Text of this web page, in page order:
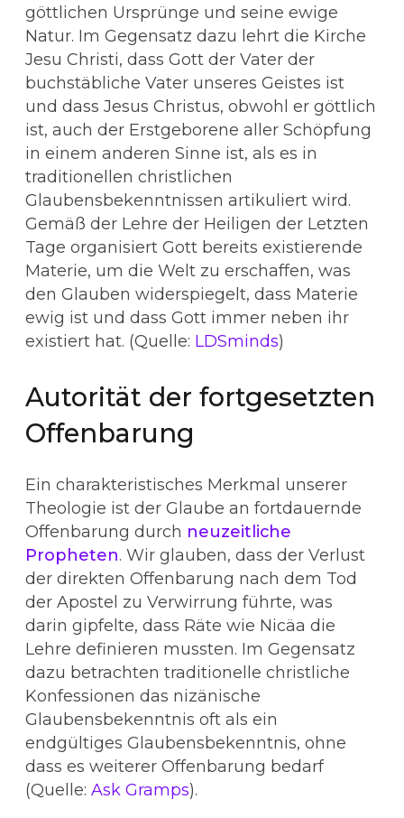
göttlichen Ursprünge und seine ewige
Natur. Im Gegensatz dazu lehrt die Kirche
Jesu Christi, dass Gott der Vater der
buchstäbliche Vater unseres Geistes ist
und dass Jesus Christus, obwohl er göttlich
ist, auch der Erstgeborene aller Schöpfung
in einem anderen Sinne ist, als es in
traditionellen christlichen
Glaubensbekenntnissen artikuliert wird.
Gemäß der Lehre der Heiligen der Letzten
Tage organisiert Gott bereits existierende
Materie, um die Welt zu erschaffen, was
den Glauben widerspiegelt, dass Materie
ewig ist und dass Gott immer neben ihr
existiert hat. (Quelle: LDSminds)
Autorität der fortgesetzten
Offenbarung
Ein charakteristisches Merkmal unserer
Theologie ist der Glaube an fortdauernde
Offenbarung durch neuzeitliche
Propheten. Wir glauben, dass der Verlust
der direkten Offenbarung nach dem Tod
der Apostel zu Verwirrung führte, was
darin gipfelte, dass Räte wie Nicäa die
Lehre definieren mussten. Im Gegensatz
dazu betrachten traditionelle christliche
Konfessionen das nizänische
Glaubensbekenntnis oft als ein
endgültiges Glaubensbekenntnis, ohne
dass es weiterer Offenbarung bedarf
(Quelle: Ask Gramps).